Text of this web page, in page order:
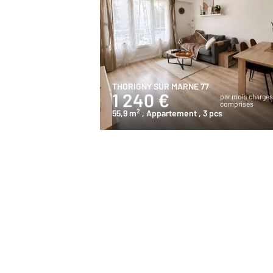
THORIGNY SUR MARNE 77
1 240 €
par mois charges
comprises
55,9 m2 , Appartement , 3 pcs